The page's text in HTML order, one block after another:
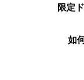
限定
如